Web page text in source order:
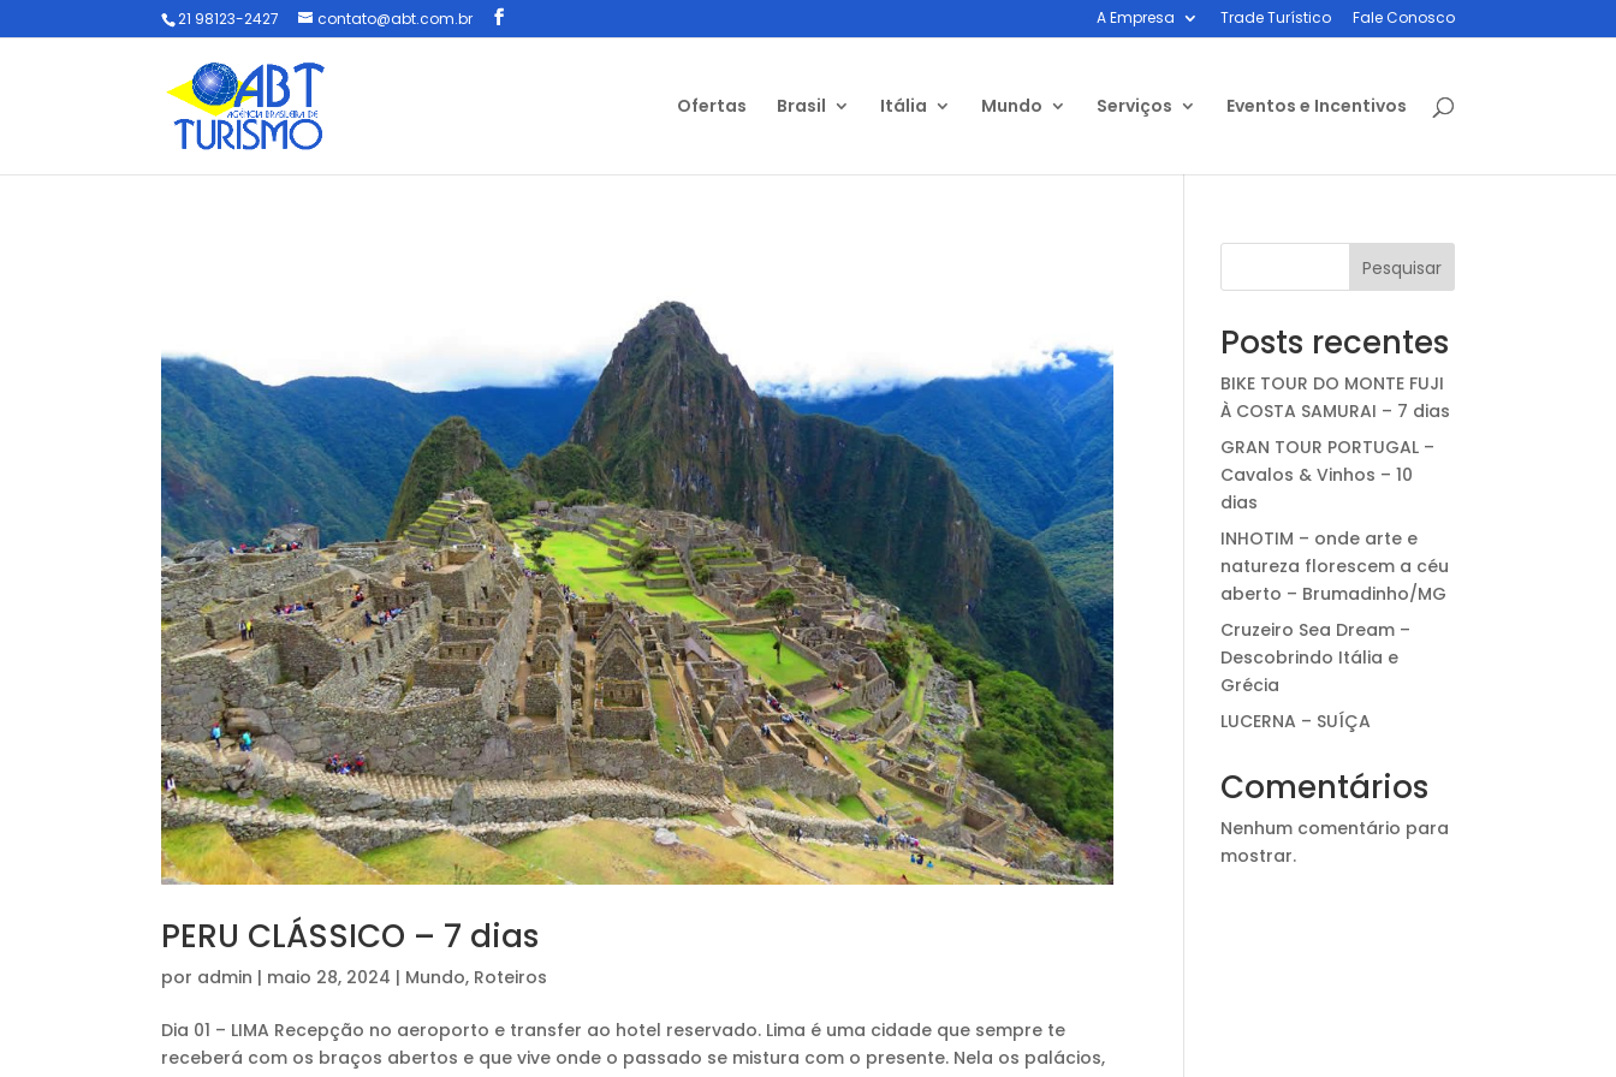
21 98123-2427 contato@abt.com.br A Empresa Trade Turístico Fale Conosco
Ofertas Brasil Itália Mundo Serviços Eventos e Incentivos
PERU CLÁSSICO – 7 dias
por admin | maio 28, 2024 | Mundo, Roteiros
Dia 01 – LIMA Recepção no aeroporto e transfer ao hotel reservado. Lima é uma cidade que sempre te
receberá com os braços abertos e que vive onde o passado se mistura com o presente. Nela os palácios,
Pesquisar
Posts recentes
BIKE TOUR DO MONTE FUJI
À COSTA SAMURAI – 7 dias
GRAN TOUR PORTUGAL –
Cavalos & Vinhos – 10
dias
INHOTIM – onde arte e
natureza florescem a céu
aberto – Brumadinho/MG
Cruzeiro Sea Dream –
Descobrindo Itália e
Grécia
LUCERNA – SUÍÇA
Comentários
Nenhum comentário para
mostrar.